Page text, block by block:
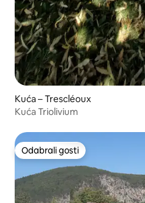
Kuća – Trescléoux
Kuća Triolivium
Odabrali gosti
Odabrali gosti